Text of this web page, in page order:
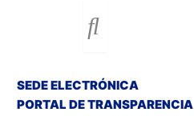
SEDE ELECTRÓNICA
PORTAL DE TRANSPARENCIA